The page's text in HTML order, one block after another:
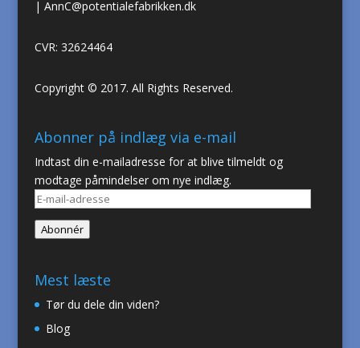
| AnnC@potentialefabrikken.dk
CVR: 32624464
Copyright © 2017. All Rights Reserved.
Abonner på indlæg via e-mail
Indtast din e-mailadresse for at blive tilmeldt og
modtage påmindelser om nye indlæg.
E-
mail-
adresse
Abonnér
Mest læste
Tør du dele din viden?
Blog